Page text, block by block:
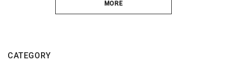
MORE
CATEGORY